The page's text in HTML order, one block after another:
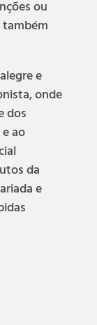
ou
também
e
onde
dos
ao
da
e